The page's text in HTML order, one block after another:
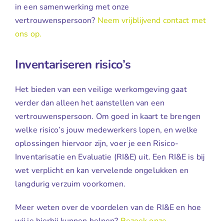
in een samenwerking met onze
vertrouwenspersoon? Neem vrijblijvend contact met
ons op.
Inventariseren risico’s
Het bieden van een veilige werkomgeving gaat
verder dan alleen het aanstellen van een
vertrouwenspersoon. Om goed in kaart te brengen
welke risico’s jouw medewerkers lopen, en welke
oplossingen hiervoor zijn, voer je een Risico-
Inventarisatie en Evaluatie (RI&E) uit. Een RI&E is bij
wet verplicht en kan vervelende ongelukken en
langdurig verzuim voorkomen.
Meer weten over de voordelen van de RI&E en hoe